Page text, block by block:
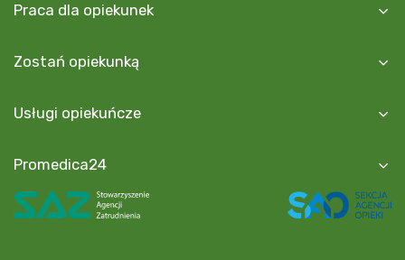
Praca dla opiekunek
Zostań opiekunką
Usługi opiekuńcze
Promedica24